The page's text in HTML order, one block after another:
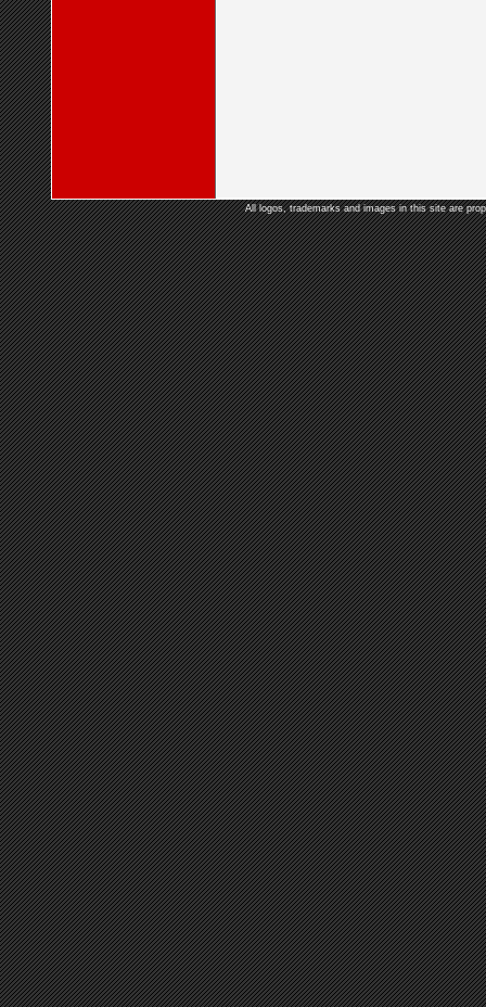
All logos, trademarks and images in this site are